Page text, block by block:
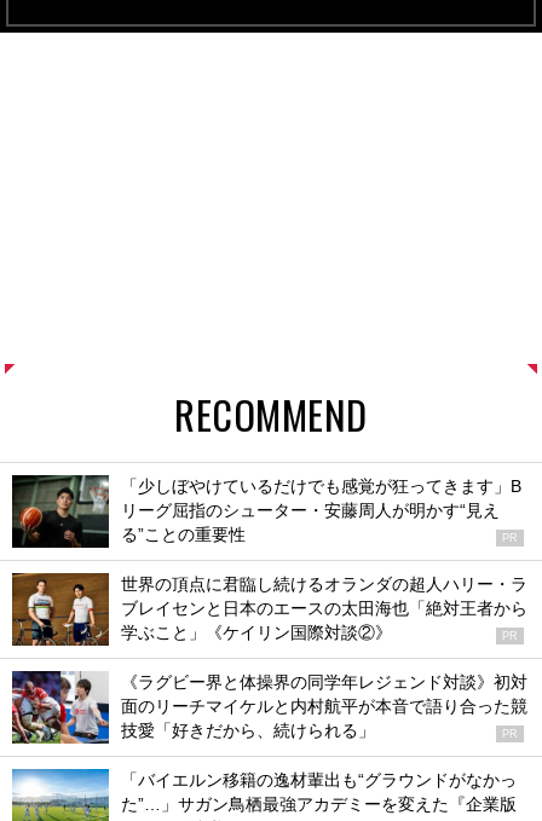
RECOMMEND
「少しぼやけているだけでも感覚が狂ってきます」B
リーグ屈指のシューター・安藤周人が明かす“見え
る”ことの重要性
PR
世界の頂点に君臨し続けるオランダの超人ハリー・ラ
ブレイセンと日本のエースの太田海也「絶対王者から
学ぶこと」《ケイリン国際対談②》
PR
《ラグビー界と体操界の同学年レジェンド対談》初対
面のリーチマイケルと内村航平が本音で語り合った競
技愛「好きだから、続けられる」
PR
「バイエルン移籍の逸材輩出も“グラウンドがなかっ
た”…」サガン鳥栖最強アカデミーを変えた『企業版